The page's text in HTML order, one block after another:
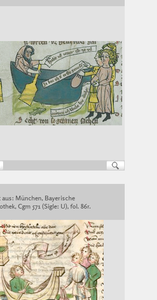
München, Bayerische
Cgm 571 (Sigle: U), fol. 86r.